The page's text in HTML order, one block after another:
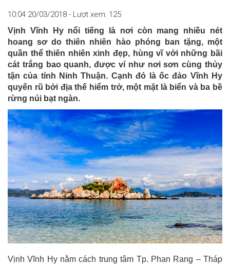
10:04 20/03/2018 - Lượt xem: 125
Vịnh Vĩnh Hy nổi tiếng là nơi còn mang nhiều nét
hoang sơ do thiên nhiên hào phóng ban tặng, một
quần thể thiên nhiên xinh đẹp, hùng vĩ với những bãi
cát trắng bao quanh, được ví như nơi sơn cùng thủy
tận của tỉnh Ninh Thuận. Cạnh đó là ốc đảo Vĩnh Hy
quyến rũ bởi địa thế hiểm trở, một mặt là biển và ba bề
rừng núi bạt ngàn.
Vịnh Vĩnh Hy nằm cách trung tâm Tp. Phan Rang – Tháp